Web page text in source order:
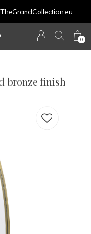
0
TheGrandCollection.eu
bronze finish